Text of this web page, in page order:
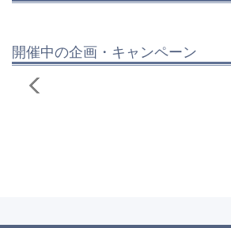
開催中の企画・キャンペーン